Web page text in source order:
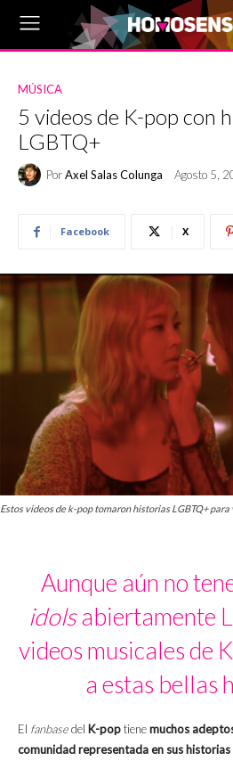
MÚSICA
5 videos de K-pop con
LGBTQ+
PorAxel Salas Colunga Agosto 5,
Facebook X
Estos videos de k-pop tomaron historias LGBTQ+
Aunque aún no
idolsabiertamente
videos musicales de
a estas bellas
El fanbasedel K-poptienemuchos
comunidad representada en sus historias